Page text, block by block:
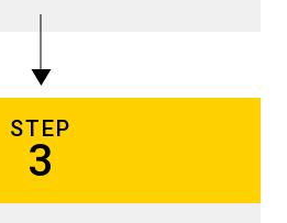
STEP
3